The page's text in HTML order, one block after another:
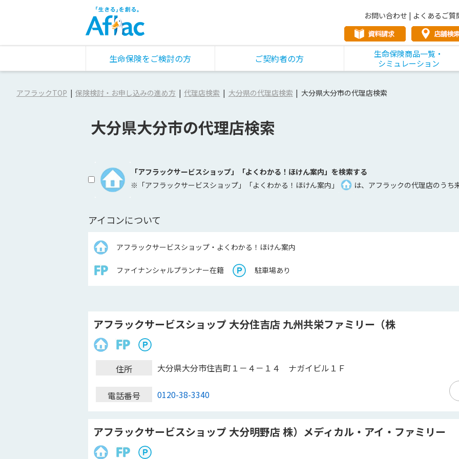
お問い合わせ | よくあるご質
生命保険をご検討の方 ご契約者の方
生命保険商品一覧・
シミュレーション
アフラックTOP 保険検討・お申し込みの進め方 代理店検索 大分県の代理店検索 大分県大分市の代理店検索
大分県大分市の代理店検索
「アフラックサービスショップ」「よくわかる！ほけん案内」を検索する
※「アフラックサービスショップ」「よくわかる！ほけん案内」
は、アフラックの代理店のうち
アイコンについて
アフラックサービスショップ・よくわかる！ほけん案内
ファイナンシャルプランナー在籍 駐車場あり
アフラックサービスショップ 大分住吉店 九州共栄ファミリー（株
住所 大分県大分市住吉町１－４－１４ ナガイビル１Ｆ
電話番号 0120-38-3340
アフラックサービスショップ 大分明野店 株）メディカル・アイ・ファミリー